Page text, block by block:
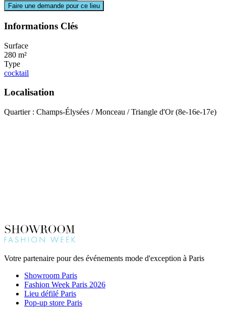
Faire une demande pour ce lieu
Informations Clés
Surface
280 m²
Type
cocktail
Localisation
Quartier : Champs-Élysées / Monceau / Triangle d'Or (8e-16e-17e)
Votre partenaire pour des événements mode d'exception à Paris
Showroom Paris
Fashion Week Paris 2026
Lieu défilé Paris
Pop-up store Paris